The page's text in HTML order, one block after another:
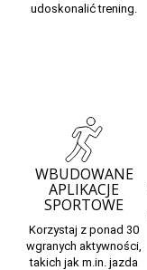
udoskonalić trening.
WBUDOWANE
APLIKACJE
SPORTOWE
Korzystaj z ponad 30
wgranych aktywności,
takich jak m.in. jazda